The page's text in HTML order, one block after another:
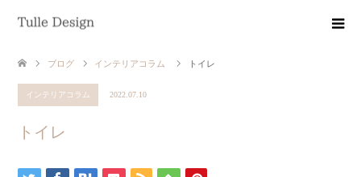
ブログ インテリアコラム トイレ
インテリアコラム 2022.07.10
トイレ